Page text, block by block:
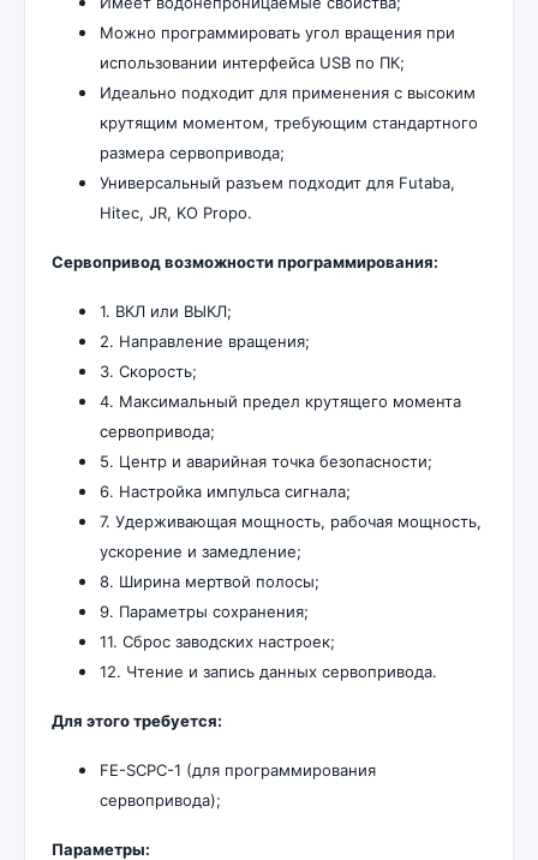
Можно программировать угол вращения при
использовании интерфейса USB по ПК;
Идеально подходит для применения с высоким
крутящим моментом, требующим стандартного
размера сервопривода;
Универсальный разъем подходит для Futaba,
Hitec, JR, KO Propo.
Сервопривод возможности программирования:
1. ВКЛ или ВЫКЛ;
2. Направление вращения;
3. Скорость;
4. Максимальный предел крутящего момента
сервопривода;
5. Центр и аварийная точка безопасности;
6. Настройка импульса сигнала;
7. Удерживающая мощность, рабочая мощность,
ускорение и замедление;
8. Ширина мертвой полосы;
9. Параметры сохранения;
11. Сброс заводских настроек;
12. Чтение и запись данных сервопривода.
Для этого требуется:
FE-SCPC-1 (для программирования
сервопривода);
Параметры: